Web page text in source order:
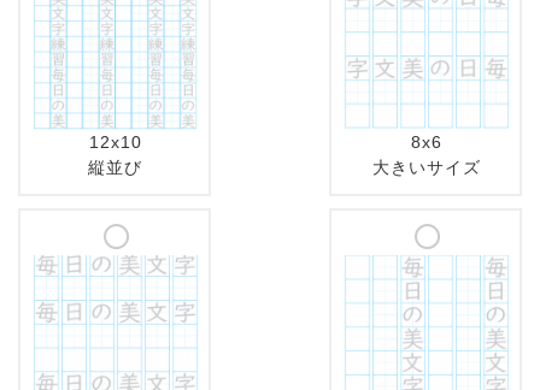
12x10
縦並び
8x6
大きいサイズ